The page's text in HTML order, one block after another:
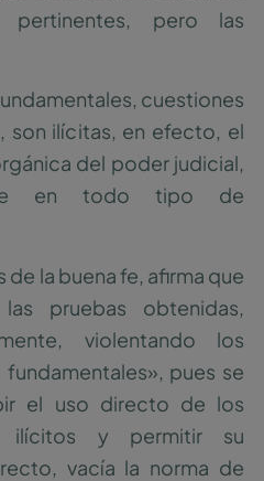
pero las
cuestiones
son ilícitas, en efecto, el
del poder judicial,
en todo tipo de
de la buena fe, afirma que
pruebas obtenidas,
violentando los
pues se
el uso directo de los
ilícitos y permitir su
vacía la norma de